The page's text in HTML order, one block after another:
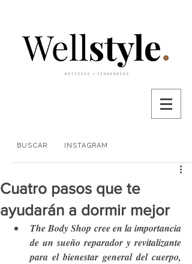
BUSCAR INSTAGRAM
Cuatro pasos que te
ayudarán a dormir mejor
The Body Shop cree en la importancia
de un sueño reparador y revitalizante
para el bienestar general del cuerpo,